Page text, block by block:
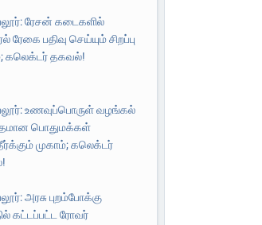
ரேசன் கடைகளில்
ரேகை பதிவு செய்யும் சிறப்பு
கலெக்டர் தகவல்!
உணவுப்பொருள் வழங்கல்
பொதுமக்கள்
முகாம்; கலெக்டர்
அரசு புறம்போக்கு
கட்டப்பட்ட ரோவர்